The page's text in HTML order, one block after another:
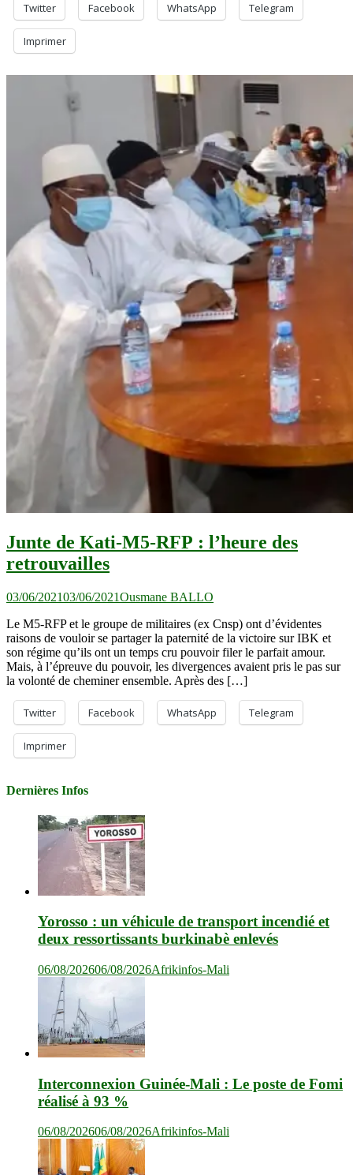
Twitter Facebook WhatsApp Telegram
Imprimer
Junte de Kati-M5-RFP : l’heure des
retrouvailles
03/06/202103/06/2021Ousmane BALLO
Le M5-RFP et le groupe de militaires (ex Cnsp) ont d’évidentes
raisons de vouloir se partager la paternité de la victoire sur IBK et
son régime qu’ils ont un temps cru pouvoir filer le parfait amour.
Mais, à l’épreuve du pouvoir, les divergences avaient pris le pas sur
la volonté de cheminer ensemble. Après des […]
Twitter Facebook WhatsApp Telegram
Imprimer
Dernières Infos
Yorosso : un véhicule de transport incendié et
deux ressortissants burkinabè enlevés
06/08/202606/08/2026Afrikinfos-Mali
Interconnexion Guinée-Mali : Le poste de Fomi
réalisé à 93 %
06/08/202606/08/2026Afrikinfos-Mali